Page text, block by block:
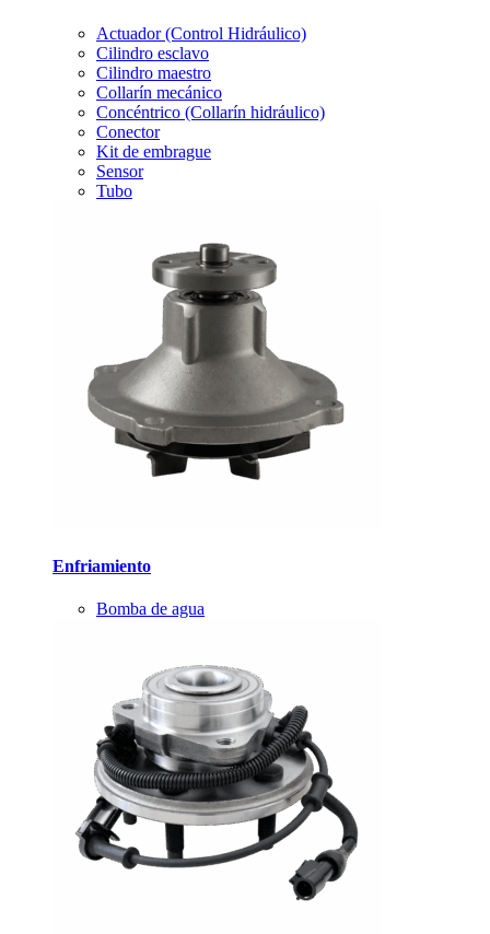
Actuador (Control Hidráulico)
Cilindro esclavo
Cilindro maestro
Collarín mecánico
Concéntrico (Collarín hidráulico)
Conector
Kit de embrague
Sensor
Tubo
Enfriamiento
Bomba de agua